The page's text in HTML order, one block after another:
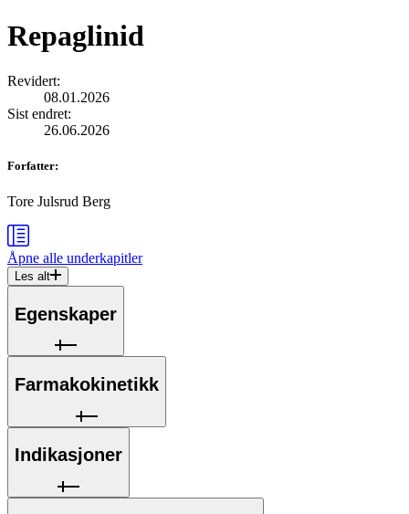
Repaglinid
Revidert:
08.01.2026
Sist endret:
26.06.2026
Forfatter:
Tore Julsrud Berg
Åpne alle underkapitler
Les alt
Egenskaper
Farmakokinetikk
Indikasjoner